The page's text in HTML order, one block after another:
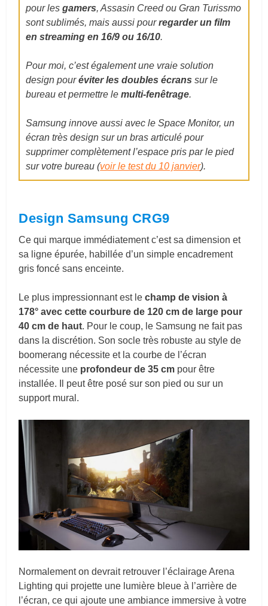
pour lesgamers, Assasin Creed ou Gran Turissmo
sont sublimés, mais aussi pourregarder un film
en streaming en 16/9 ou 16/10.
Pour moi, c’est également une vraie solution
design pouréviter les doubles écrans sur le
bureau et permettre lemulti-fenêtrage.
Samsung innove aussi avec le Space Monitor, un
écran très design sur un bras articulé pour
supprimer complètement l’espace pris par le pied
sur votre bureau (voir le test du 10 janvier).
Design Samsung CRG9
Ce qui marque immédiatement c’est sa dimension et
sa ligne épurée, habillée d’un simple encadrement
gris foncé sans enceinte.
Le plus impressionnant est lechamp de vision à
178° avec cette courbure de 120 cm de large pour
40 cm de haut. Pour le coup, le Samsung ne fait pas
dans la discrétion. Son socle très robuste au style de
boomerang nécessite et la courbe de l’écran
nécessite une profondeur de 35 cm pour être
installée. Il peut être posé sur son pied ou sur un
support mural.
Normalement on devrait retrouver l’éclairage Arena
Lighting qui projette une lumière bleue à l’arrière de
l’écran, ce qui ajoute une ambiance immersive à votre